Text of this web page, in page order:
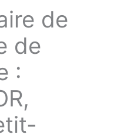
de
de
: